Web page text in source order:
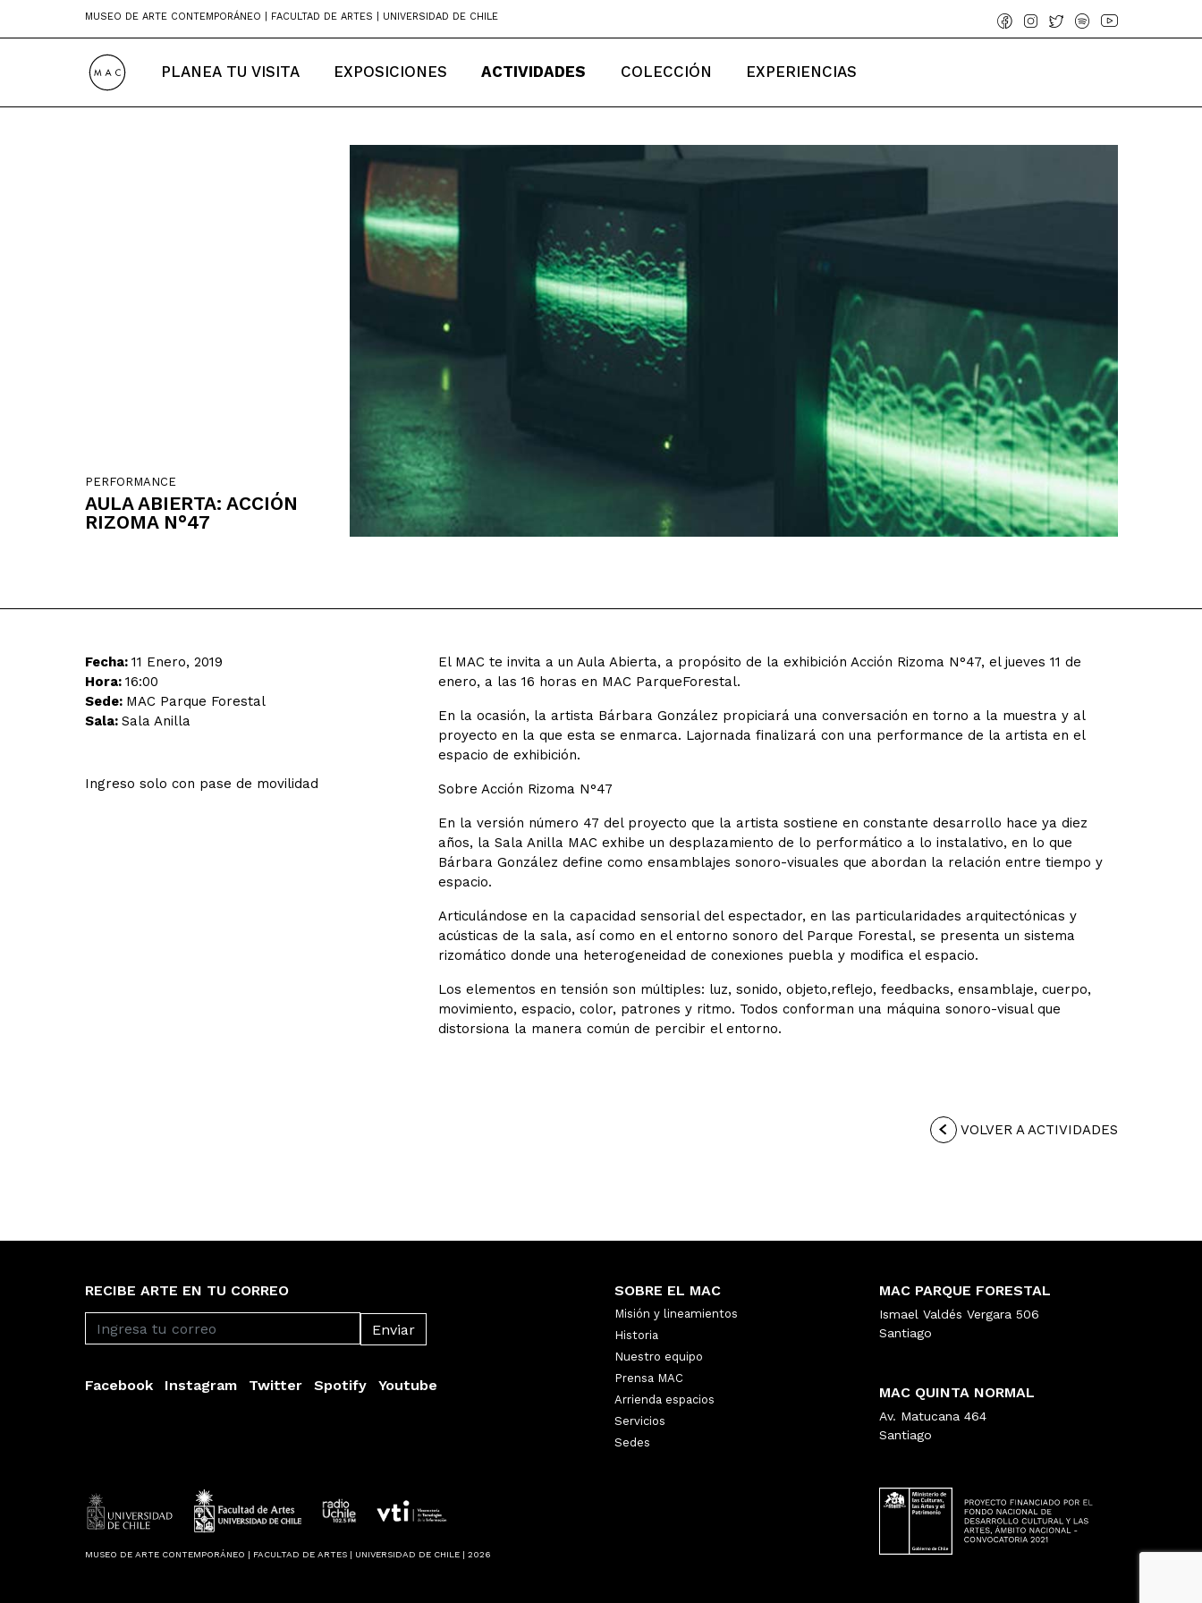
MUSEO DE ARTE CONTEMPORÁNEO | FACULTAD DE ARTES | UNIVERSIDAD DE CHILE
PLANEA TU VISITA EXPOSICIONES ACTIVIDADES COLECCIÓN EXPERIENCIAS
PERFORMANCE
AULA ABIERTA: ACCIÓN
RIZOMA N°47
Fecha: 11 Enero, 2019
Hora: 16:00
Sede: MAC Parque Forestal
Sala: Sala Anilla
Ingreso solo con pase de movilidad
El MAC te invita a un Aula Abierta, a propósito de la exhibición Acción Rizoma N°47, el jueves 11 de
enero, a las 16 horas en MAC ParqueForestal.
En la ocasión, la artista Bárbara González propiciará una conversación en torno a la muestra y al
proyecto en la que esta se enmarca. Lajornada finalizará con una performance de la artista en el
espacio de exhibición.
Sobre Acción Rizoma N°47
En la versión número 47 del proyecto que la artista sostiene en constante desarrollo hace ya diez
años, la Sala Anilla MAC exhibe un desplazamiento de lo performático a lo instalativo, en lo que
Bárbara González define como ensamblajes sonoro-visuales que abordan la relación entre tiempo y
espacio.
Articulándose en la capacidad sensorial del espectador, en las particularidades arquitectónicas y
acústicas de la sala, así como en el entorno sonoro del Parque Forestal, se presenta un sistema
rizomático donde una heterogeneidad de conexiones puebla y modifica el espacio.
Los elementos en tensión son múltiples: luz, sonido, objeto,reflejo, feedbacks, ensamblaje, cuerpo,
movimiento, espacio, color, patrones y ritmo. Todos conforman una máquina sonoro-visual que
distorsiona la manera común de percibir el entorno.
VOLVER A ACTIVIDADES
RECIBE ARTE EN TU CORREO
Facebook Instagram Twitter Spotify Youtube
MUSEO DE ARTE CONTEMPORÁNEO | FACULTAD DE ARTES | UNIVERSIDAD DE CHILE | 2026
SOBRE EL MAC
Misión y lineamientos
Historia
Nuestro equipo
Prensa MAC
Arrienda espacios
Servicios
Sedes
MAC PARQUE FORESTAL
Ismael Valdés Vergara 506
Santiago
MAC QUINTA NORMAL
Av. Matucana 464
Santiago